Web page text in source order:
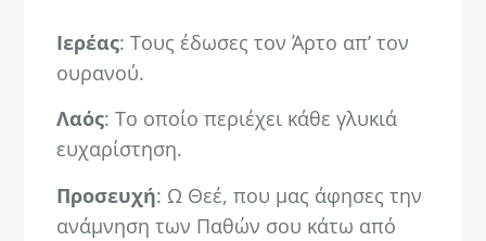
Ιερέας: Τους έδωσες τον Άρτο απ’ τον
ουρανού.
Λαός: Το οποίο περιέχει κάθε γλυκιά
ευχαρίστηση.
Προσευχή: Ω Θεέ, που μας άφησες την
ανάμνηση των Παθών σου κάτω από